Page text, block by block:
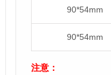
90*54mm
90*54mm
注意：